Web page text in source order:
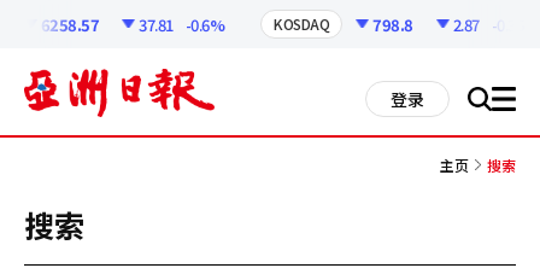
6258.57 37.81 -0.6% KOSDAQ 798.8 2.87 -0.36%
登录 搜 all
主页 搜索
搜索